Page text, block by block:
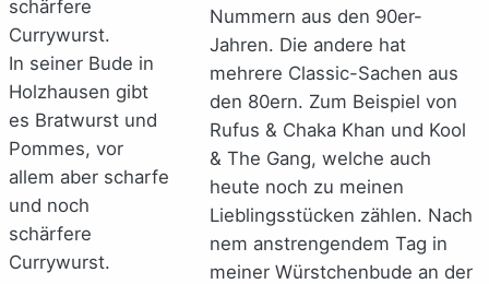
In seiner Bude in
Holzhausen gibt
es Bratwurst und
Pommes, vor
allem aber scharfe
und noch
schärfere
Currywurst.
Nummern aus den 90er-
Jahren. Die andere hat
mehrere Classic-Sachen aus
den 80ern. Zum Beispiel von
Rufus & Chaka Khan und Kool
& The Gang, welche auch
heute noch zu meinen
Lieblingsstücken zählen. Nach
nem anstrengendem Tag in
meiner Würstchenbude an der